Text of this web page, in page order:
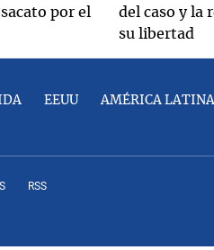
por el
del caso y la
su libertad
EEUU AMÉRICA LATINA
RSS